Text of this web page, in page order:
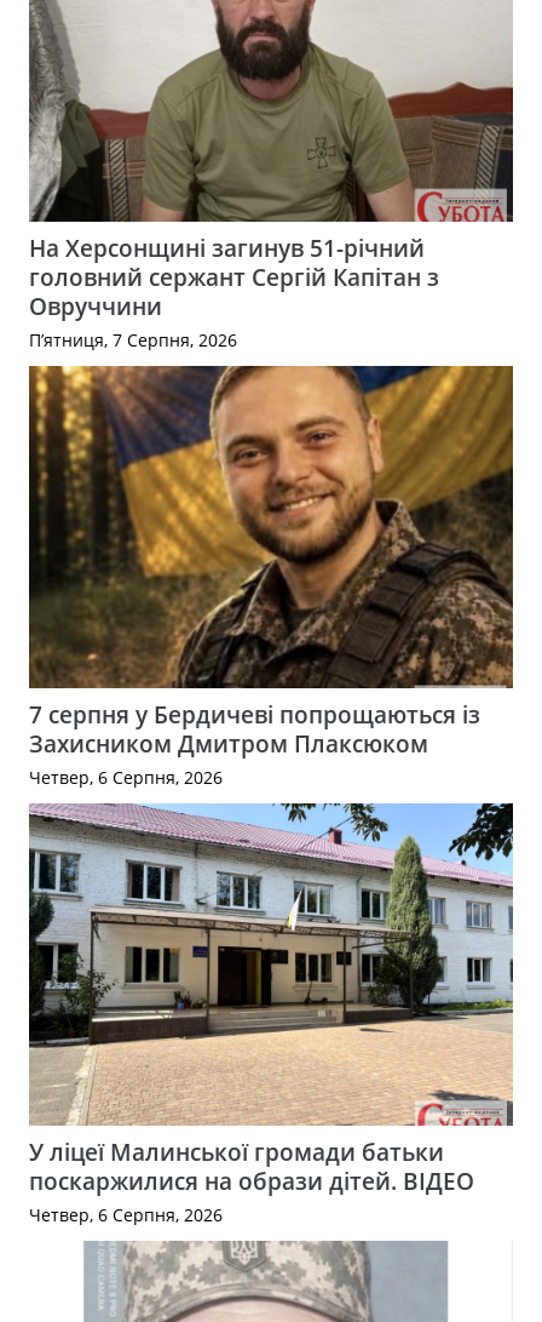
На Херсонщині загинув 51-річний
головний сержант Сергій Капітан з
Овруччини
П’ятниця, 7 Серпня, 2026
7 серпня у Бердичеві попрощаються із
Захисником Дмитром Плаксюком
Четвер, 6 Серпня, 2026
У ліцеї Малинської громади батьки
поскаржилися на образи дітей. ВІДЕО
Четвер, 6 Серпня, 2026